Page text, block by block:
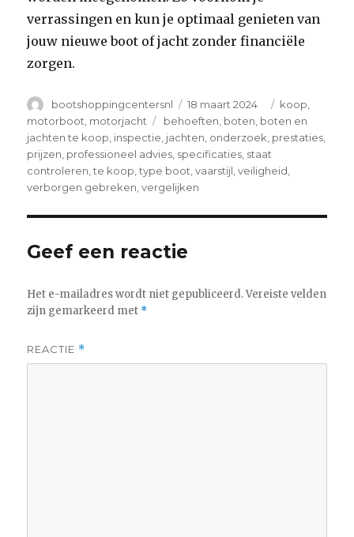
verrassingen en kun je optimaal genieten van
jouw nieuwe boot of jacht zonder financiële
zorgen.
Author
bootshoppingcentersnl
Posted
on
18 maart 2024 Categories
koop
motorboot motorjacht Tags
behoeften boten boten en
jachten te koop inspectie jachten onderzoek prestaties
prijzen professioneel advies specificaties staat
controleren ,te koop ,type boot ,vaarstijl ,veiligheid
verborgen gebreken ,vergelijken
Geef een reactie
Het e-mailadres wordt niet gepubliceerd. Vereiste velden
zijn gemarkeerd met *
REACTIE *